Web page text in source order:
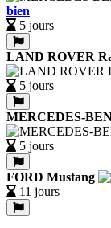
bien
5 jours
LAND ROVER
5 jours
MERCEDES-
5 jours
FORD Mustang
11 jours